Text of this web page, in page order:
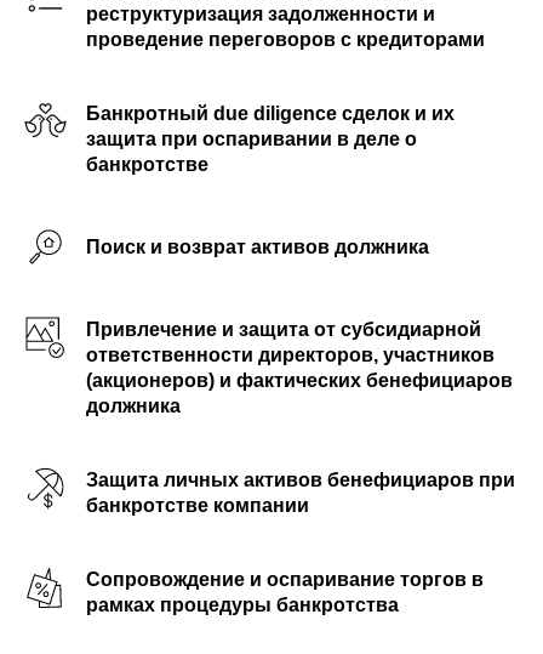
реструктуризация задолженности и
проведение переговоров с кредиторами
Банкротный due diligence сделок и их
защита при оспаривании в деле о
банкротстве
Поиск и возврат активов должника
Привлечение и защита от субсидиарной
ответственности директоров, участников
(акционеров) и фактических бенефициаров
должника
Защита личных активов бенефициаров при
банкротстве компании
Сопровождение и оспаривание торгов в
рамках процедуры банкротства